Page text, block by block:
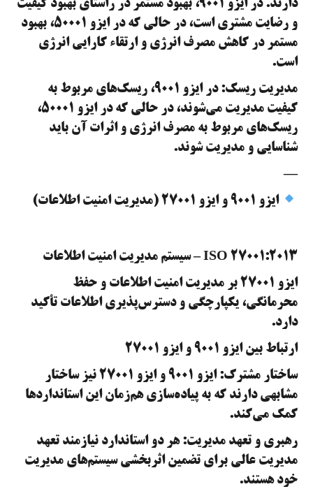
دارند. در ایزو ۹۰۰۱، بهبود مستمر در راستای بهبود کیفیت
و رضایت مشتری است، در حالی که در ایزو ۵۰۰۰۱، بهبود
مستمر در کاهش مصرف انرژی و ارتقاء کارایی انرژی
است.
مدیریت ریسک: در ایزو ۹۰۰۱، ریسک‌های مربوط به
کیفیت مدیریت می‌شوند، در حالی که در ایزو ۵۰۰۰۱،
ریسک‌های مربوط به مصرف انرژی و اثرات آن باید
شناسایی و مدیریت شوند.
—
ایزو ۹۰۰۱ و ایزو ۲۷۰۰۱ (مدیریت امنیت اطلاعات)
ISO 27001:2013 – سیستم مدیریت امنیت اطلاعات
ایزو ۲۷۰۰۱ بر مدیریت امنیت اطلاعات و حفظ
محرمانگی، یکپارچگی و دسترس‌پذیری اطلاعات تأکید
دارد.
ارتباط بین ایزو ۹۰۰۱ و ایزو ۲۷۰۰۱
ساختار مشترک: ایزو ۹۰۰۱ و ایزو ۲۷۰۰۱ نیز ساختار
مشابهی دارند که به پیاده‌سازی هم‌زمان این استانداردها
کمک می‌کند.
رهبری و تعهد مدیریت: هر دو استاندارد نیازمند تعهد
مدیریت عالی برای تضمین اثربخشی سیستم‌های مدیریت
خود هستند.